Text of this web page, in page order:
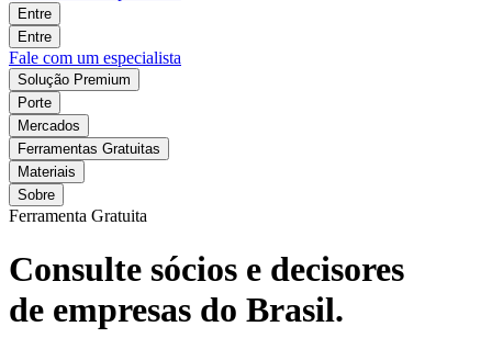
Entre
Entre
Fale com um especialista
Solução Premium
Porte
Mercados
Ferramentas Gratuitas
Materiais
Sobre
Ferramenta Gratuita
Consulte sócios e decisores
de empresas do Brasil.